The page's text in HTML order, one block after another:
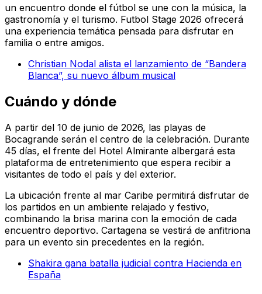
un encuentro donde el fútbol se une con la música, la
gastronomía y el turismo. Futbol Stage 2026 ofrecerá
una experiencia temática pensada para disfrutar en
familia o entre amigos.
Christian Nodal alista el lanzamiento de “Bandera
Blanca”, su nuevo álbum musical
Cuándo y dónde
A partir del 10 de junio de 2026, las playas de
Bocagrande serán el centro de la celebración. Durante
45 días, el frente del Hotel Almirante albergará esta
plataforma de entretenimiento que espera recibir a
visitantes de todo el país y del exterior.
La ubicación frente al mar Caribe permitirá disfrutar de
los partidos en un ambiente relajado y festivo,
combinando la brisa marina con la emoción de cada
encuentro deportivo. Cartagena se vestirá de anfitriona
para un evento sin precedentes en la región.
Shakira gana batalla judicial contra Hacienda en
España